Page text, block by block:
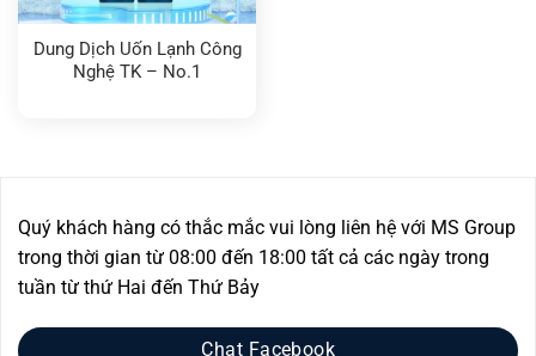
Dung Dịch Uốn Lạnh Công
Nghệ TK – No.1
Quý khách hàng có thắc mắc vui lòng liên hệ với MS Group
trong thời gian từ 08:00 đến 18:00 tất cả các ngày trong
tuần từ thứ Hai đến Thứ Bảy
Chat Facebook